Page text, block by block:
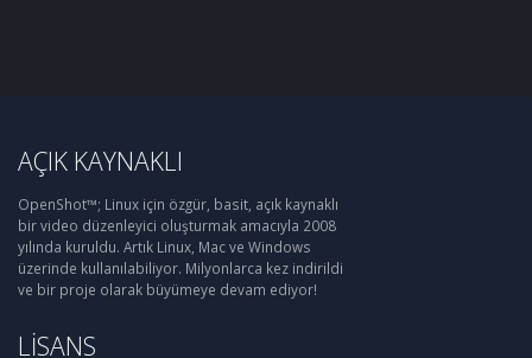
AÇIK KAYNAKLI
OpenShot™; Linux için özgür, basit, açık kaynaklı
bir video düzenleyici oluşturmak amacıyla 2008
yılında kuruldu. Artık Linux, Mac ve Windows
üzerinde kullanılabiliyor. Milyonlarca kez indirildi
ve bir proje olarak büyümeye devam ediyor!
LISANS